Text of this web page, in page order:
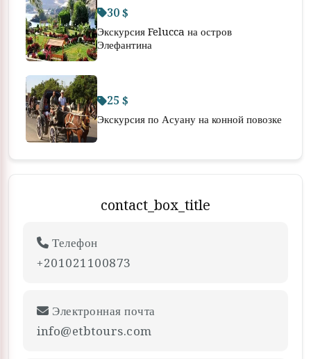
30 $
Экскурсия Felucca на остров
Элефантина
25 $
Экскурсия по Асуану на конной повозке
contact_box_title
Телефон
+201021100873
Электронная почта
info@etbtours.com